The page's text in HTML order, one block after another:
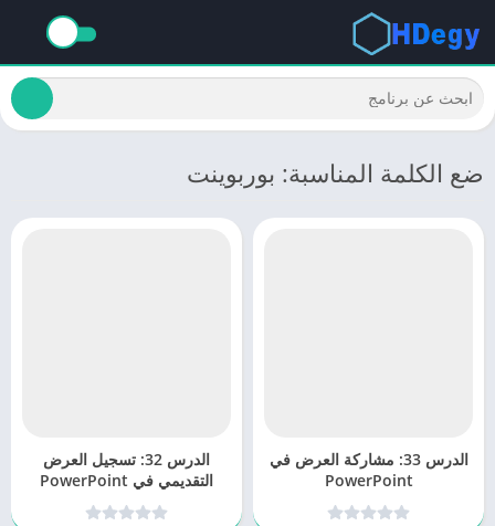
ضع الكلمة المناسبة: بوربوينت
الدرس 33: مشاركة العرض في
PowerPoint
الدرس 32: تسجيل العرض
التقديمي في PowerPoint